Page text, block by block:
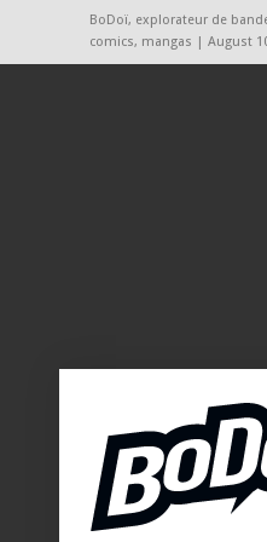
BoDoï, explorateur de
comics, mangas | August